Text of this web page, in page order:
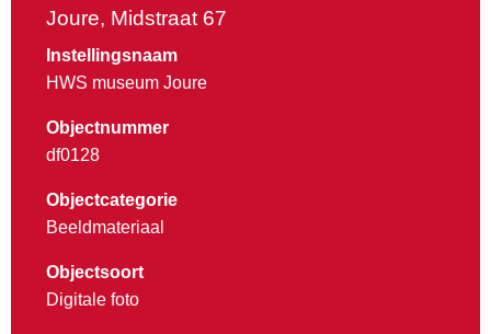
Joure, Midstraat 67
Instellingsnaam
HWS museum Joure
Objectnummer
df0128
Objectcategorie
Beeldmateriaal
Objectsoort
Digitale foto